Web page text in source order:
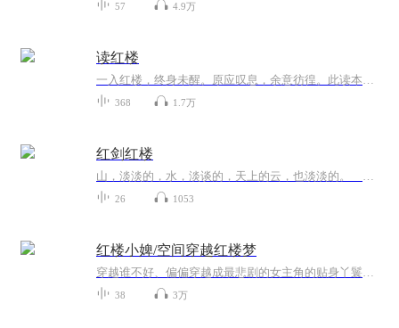
57 4.9万
读红楼
一入红楼，终身未醒。原应叹息，余意彷徨。此读本为人民文学出版社一九八二年版本之二零二二年第四版
368 1.7万
红剑红楼
山，淡淡的，水，淡谈的，天上的云，也淡淡的。 山，由于远而淡，水，由于清而淡，天上的云，则因高而且少，飘浮若带，舒卷长空，才给人一种悠幽自得的淡淡感受。 这里是陕西延水之涯，波静涛平，风光旖旎，景物宜人，够幽够美！ 云淡风轻近午天...
26 1053
红楼小婢/空间穿越红楼梦
穿越谁不好、偏偏穿越成最悲剧的女主角的贴身丫鬟。她叫雪雁、陪着林黛玉一起长大的贴身侍女。到了荣国府沦为紫鹃的副手，做些跑腿的活记。作为现代新女性，他怎么能让自己继续悲剧下去，于是保护好黛玉、嫁个良人、然后自己脱籍离开、广置田、多存粮、当个小地主。主角：雪雁配角：林黛玉、薛宝钗、金陵十二钗、贾宝玉红楼梦、种田文、穿越时空
38 3万